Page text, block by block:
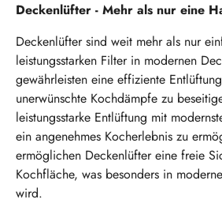
Deckenlüfter - Mehr als nur eine
Deckenlüfter sind weit mehr als nur
leistungsstarken Filter in modernen
gewährleisten eine effiziente
unerwünschte Kochdämpfe zu
leistungsstarke Entlüftung mit
ein angenehmes Kocherlebnis zu
ermöglichen Deckenlüfter eine freie
Kochfläche, was besonders in
wird.